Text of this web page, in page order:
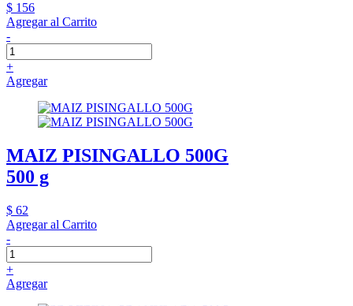
$ 156
Agregar al Carrito
-
+
Agregar
MAIZ PISINGALLO 500G
500 g
$ 62
Agregar al Carrito
-
+
Agregar